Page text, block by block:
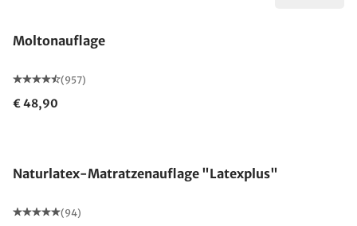
Moltonauflage
(957)
€ 48,90
Naturlatex-Matratzenauflage "Latexplus"
(94)